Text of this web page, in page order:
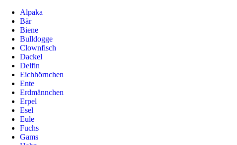
Alpaka
Bär
Biene
Bulldogge
Clownfisch
Dackel
Delfin
Eichhörnchen
Ente
Erdmännchen
Erpel
Esel
Eule
Fuchs
Gams